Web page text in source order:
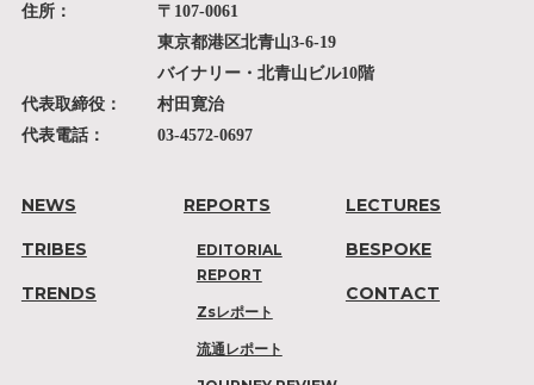
住所：
〒107-0061
東京都港区北青山3-6-19
バイナリー・北青山ビル10階
代表取締役：
村田寛治
代表電話：
03-4572-0697
NEWS
TRIBES
TRENDS
REPORTS
EDITORIAL
REPORT
Zsレポート
流通レポート
LECTURES
BESPOKE
CONTACT